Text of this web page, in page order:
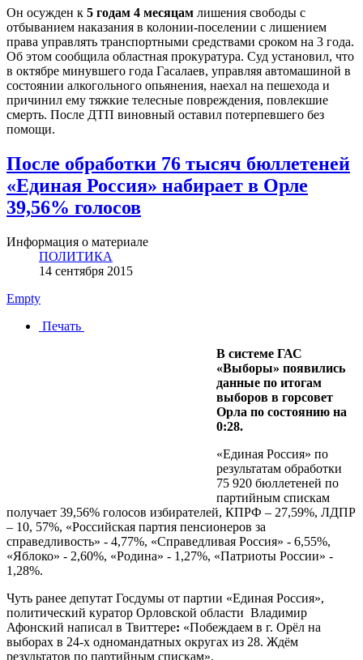
Он осужден к 5 годам 4 месяцам лишения свободы с
отбыванием наказания в колонии-поселении с лишением
права управлять транспортными средствами сроком на 3 года.
Об этом сообщила областная прокуратура. Суд установил, что
в октябре минувшего года Гасалаев, управляя автомашиной в
состоянии алкогольного опьянения, наехал на пешехода и
причинил ему тяжкие телесные повреждения, повлекшие
смерть. После ДТП виновный оставил потерпевшего без
помощи.
После обработки 76 тысяч бюллетеней
«Единая Россия» набирает в Орле
39,56% голосов
Информация о материале
ПОЛИТИКА
14 сентября 2015
Empty
Печать
В системе ГАС
«Выборы» появились
данные по итогам
выборов в горсовет
Орла по состоянию на
0:28.
«Единая Россия» по
результатам обработки
75 920 бюллетеней по
партийным спискам
получает 39,56% голосов избирателей, КПРФ – 27,59%, ЛДПР
– 10, 57%, «Российская партия пенсионеров за
справедливость» - 4,77%, «Справедливая Россия» - 6,55%,
«Яблоко» - 2,60%, «Родина» - 1,27%, «Патриоты России» -
1,28%.
Чуть ранее депутат Госдумы от партии «Единая Россия»,
политический куратор Орловской области Владимир
Афонский написал в Твиттере: «Побеждаем в г. Орёл на
выборах в 24-х одномандатных округах из 28. Ждём
результатов по партийным спискам».